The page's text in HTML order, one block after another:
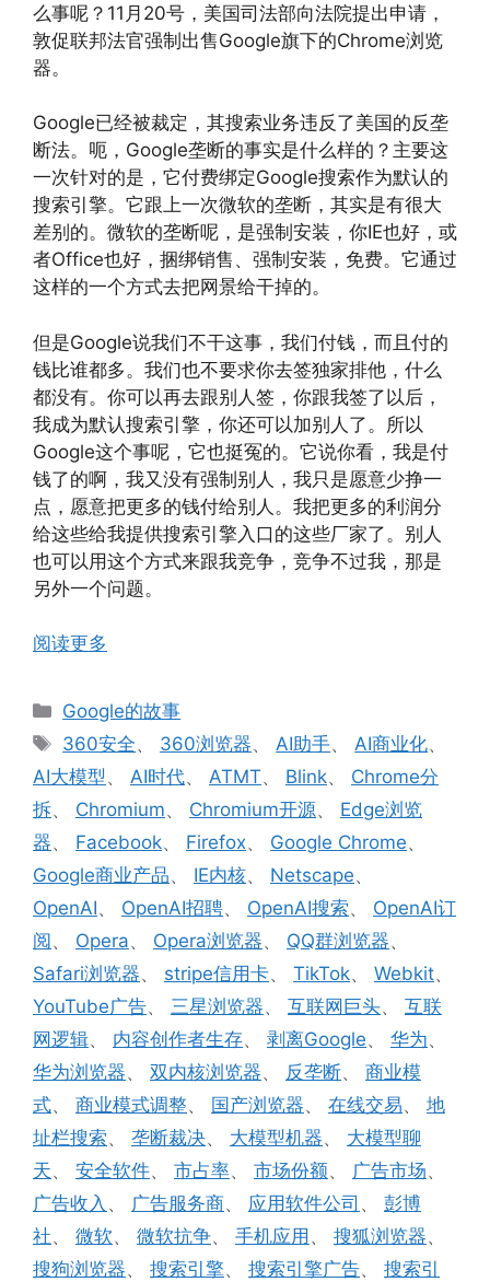
么事呢？11月20号，美国司法部向法院提出申请，
敦促联邦法官强制出售Google旗下的Chrome浏览
器。
Google已经被裁定，其搜索业务违反了美国的反垄
断法。呃，Google垄断的事实是什么样的？主要这
一次针对的是，它付费绑定Google搜索作为默认的
搜索引擎。它跟上一次微软的垄断，其实是有很大
差别的。微软的垄断呢，是强制安装，你IE也好，或
者Office也好，捆绑销售、强制安装，免费。它通过
这样的一个方式去把网景给干掉的。
但是Google说我们不干这事，我们付钱，而且付的
钱比谁都多。我们也不要求你去签独家排他，什么
都没有。你可以再去跟别人签，你跟我签了以后，
我成为默认搜索引擎，你还可以加别人了。所以
Google这个事呢，它也挺冤的。它说你看，我是付
钱了的啊，我又没有强制别人，我只是愿意少挣一
点，愿意把更多的钱付给别人。我把更多的利润分
给这些给我提供搜索引擎入口的这些厂家了。别人
也可以用这个方式来跟我竞争，竞争不过我，那是
另外一个问题。
阅读更多
分
类
Google的故事
标
签
360安全、 360浏览器、AI助手、AI商业化、
AI大模型、 AI时代、 ATMT、 Blink、 Chrome分
拆、 Chromium、 Chromium开源、 Edge浏览
器、 Facebook、 Firefox、 Google Chrome、
Google商业产品、 IE内核、 Netscape、
OpenAI、 OpenAI招聘、 OpenAI搜索、 OpenAI订
阅、 Opera、 Opera浏览器、 QQ群浏览器、
Safari浏览器、 stripe信用卡、 TikTok、 Webkit、
YouTube广告、 三星浏览器、 互联网巨头、 互联
网逻辑、 内容创作者生存、 剥离Google、 华为、
华为浏览器、 双内核浏览器、 反垄断、 商业模
式、 商业模式调整、 国产浏览器、 在线交易、 地
址栏搜索、 垄断裁决、 大模型机器、 大模型聊
天、 安全软件、 市占率、 市场份额、 广告市场、
广告收入 、 广告服务商、 应用软件公司 、 彭博
社、 微软、 微软抗争、 手机应用 、 搜狐浏览器、
搜狗浏览器、 搜索引擎、 搜索引擎广告、 搜索引